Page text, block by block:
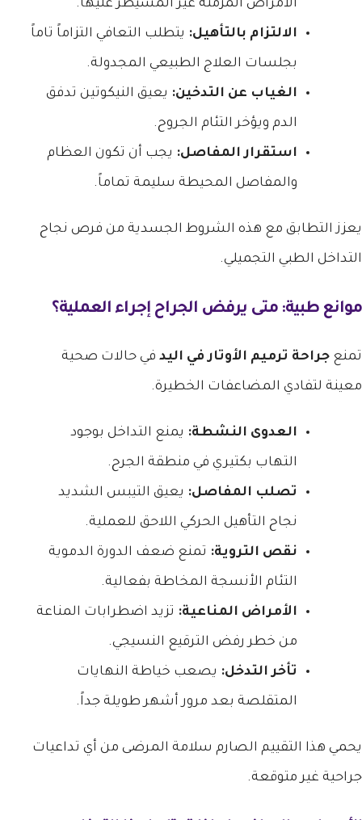
الأمراض المزمنة غير المسيطر عليها.
الالتزام بالتأهيل: يتطلب التعافي التزاماً تاماً
بجلسات العلاج الطبيعي المجدولة.
الغياب عن التدخين: يعيق النيكوتين تدفق
الدم ويؤخر التئام الجروح.
استقرار المفاصل: يجب أن تكون العظام
والمفاصل المحيطة سليمة تماماً.
يعزز التطابق مع هذه الشروط الجسدية من فرص نجاح
التداخل الطبي التجميلي.
موانع طبية: متى يرفض الجراح إجراء العملية؟
تمنع جراحة ترميم الأوتار في اليد في حالات صحية
معينة لتفادي المضاعفات الخطيرة.
العدوى النشطة: يمنع التداخل بوجود
التهاب بكتيري في منطقة الجرح.
تصلب المفاصل: يعيق التيبس الشديد
نجاح التأهيل الحركي اللاحق للعملية.
نقص التروية: تمنع ضعف الدورة الدموية
التئام الأنسجة المخاطة بفعالية.
الأمراض المناعية: تزيد اضطرابات المناعة
من خطر رفض الترقيع النسيجي.
تأخر التدخل: يصعب خياطة النهايات
المتقلصة بعد مرور أشهر طويلة جداً.
يحمي هذا التقييم الصارم سلامة المرضى من أي تداعيات
جراحية غير متوقعة.